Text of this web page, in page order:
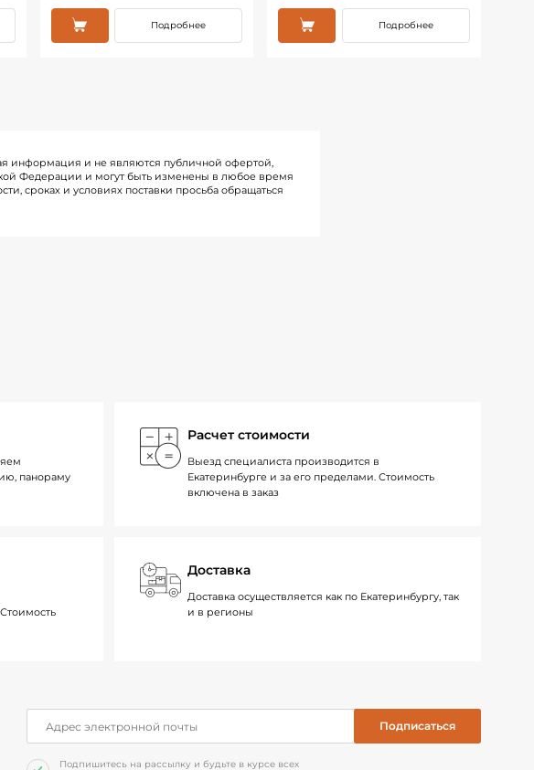
Подробнее Подробнее
информация и не являются публичной офертой,
Федерации и могут быть изменены в любое время
сроках и условиях поставки просьба обращаться
панораму
Расчет стоимости
Выезд специалиста производится в
Екатеринбурге и за его пределами. Стоимость
включена в заказ
Доставка
Доставка осуществляется как по Екатеринбургу, так
и в регионы
Подпишитесь на рассылку и будьте в курсе всех